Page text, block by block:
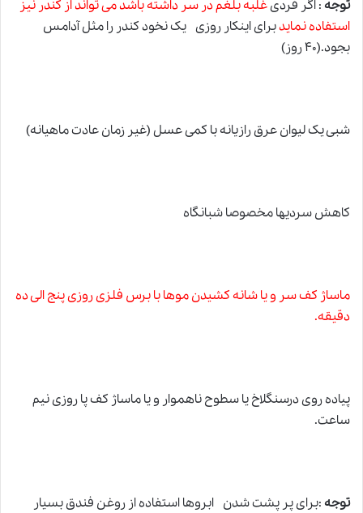
توجه: اگر فردیغلبه بلغم در سر داشته باشد می تواند از کندر نیز
استفاده نمایدبرای اینکار روزی یک نخود کندر را مثل آدامس
بجود.(۴۰ روز)
شبی یک لیوان عرق رازیانه با کمی عسل (غیر زمان عادت ماهیانه)
کاهش سردیها مخصوصا شبانگاه
ماساژ کف سر و یا شانه کشیدن موها با برس فلزی روزی پنج الی ده
دقیقه.
پیاده روی درسنگلاخ یا سطوح ناهموار و یا ماساژ کف پا روزی نیم
ساعت.
توجه:برای پر پشت شدن ابروها استفاده از روغن فندق بسیار